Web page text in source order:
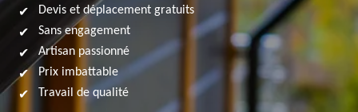
Devis et déplacement gratuits
Sans engagement
Artisan passionné
Prix imbattable
Travail de qualité